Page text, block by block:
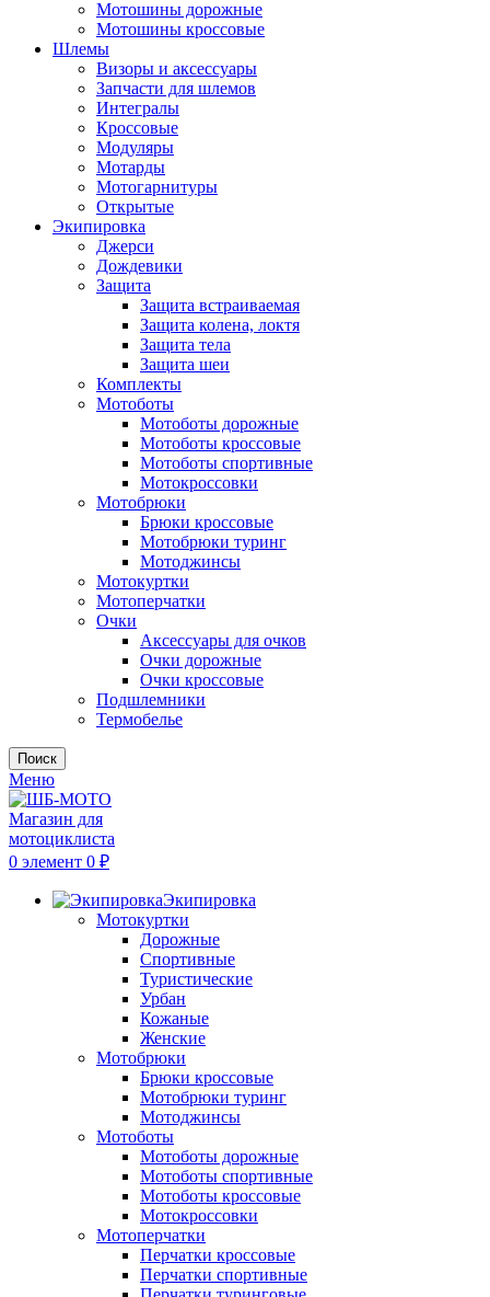
Мотошины дорожные
Мотошины кроссовые
Шлемы
Визоры и аксессуары
Запчасти для шлемов
Интегралы
Кроссовые
Модуляры
Мотарды
Мотогарнитуры
Открытые
Экипировка
Джерси
Дождевики
Защита
Защита встраиваемая
Защита колена, локтя
Защита тела
Защита шеи
Комплекты
Мотоботы
Мотоботы дорожные
Мотоботы кроссовые
Мотоботы спортивные
Мотокроссовки
Мотобрюки
Брюки кроссовые
Мотобрюки туринг
Мотоджинсы
Мотокуртки
Мотоперчатки
Очки
Аксессуары для очков
Очки дорожные
Очки кроссовые
Подшлемники
Термобелье
Поиск
Меню
0 элемент 0 ₽
Экипировка
Мотокуртки
Дорожные
Спортивные
Туристические
Урбан
Кожаные
Женские
Мотобрюки
Брюки кроссовые
Мотобрюки туринг
Мотоджинсы
Мотоботы
Мотоботы дорожные
Мотоботы спортивные
Мотоботы кроссовые
Мотокроссовки
Мотоперчатки
Перчатки кроссовые
Перчатки спортивные